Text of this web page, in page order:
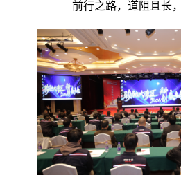
前行之路，道阻且长